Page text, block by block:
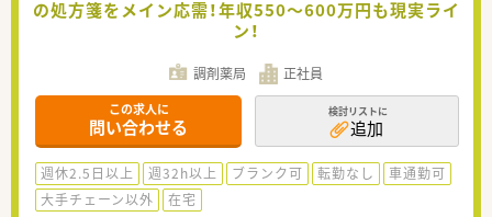
の処方箋をメイン応需！年収550～600万円も現実ライ
ン！
調剤薬局 正社員
この求人に
問い合わせる
検討リストに
追加
週休2.5日以上 週32h以上 ブランク可 転勤なし
車通勤可
大手チェーン以外
在宅